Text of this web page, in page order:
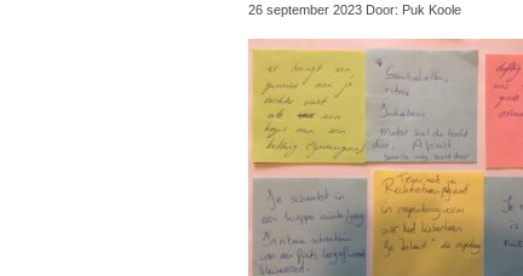
26 september 2023 Door: Puk Koole